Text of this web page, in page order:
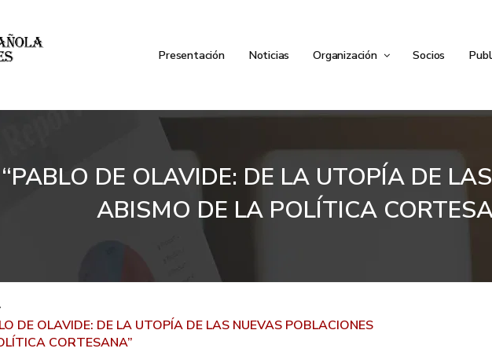
Presentación Noticias Organización Socios
DE OLAVIDE: DE LA UTOPÍA DE
ABISMO DE LA POLÍTICA
DE OLAVIDE: DE LA UTOPÍA DE LAS NUEVAS POBLACIONES
CORTESANA”